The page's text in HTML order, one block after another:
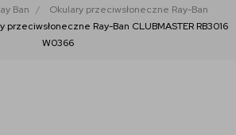
Ban
Okulary przeciwsłoneczne Ray-Ban
przeciwsłoneczne Ray-Ban CLUBMASTER RB3016
W0366